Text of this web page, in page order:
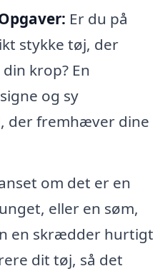
Er du på
stykke tøj, der
krop? En
og sy
der fremhæver dine
om det er en
eller en søm,
en skrædder hurtigt
dit tøj, så det